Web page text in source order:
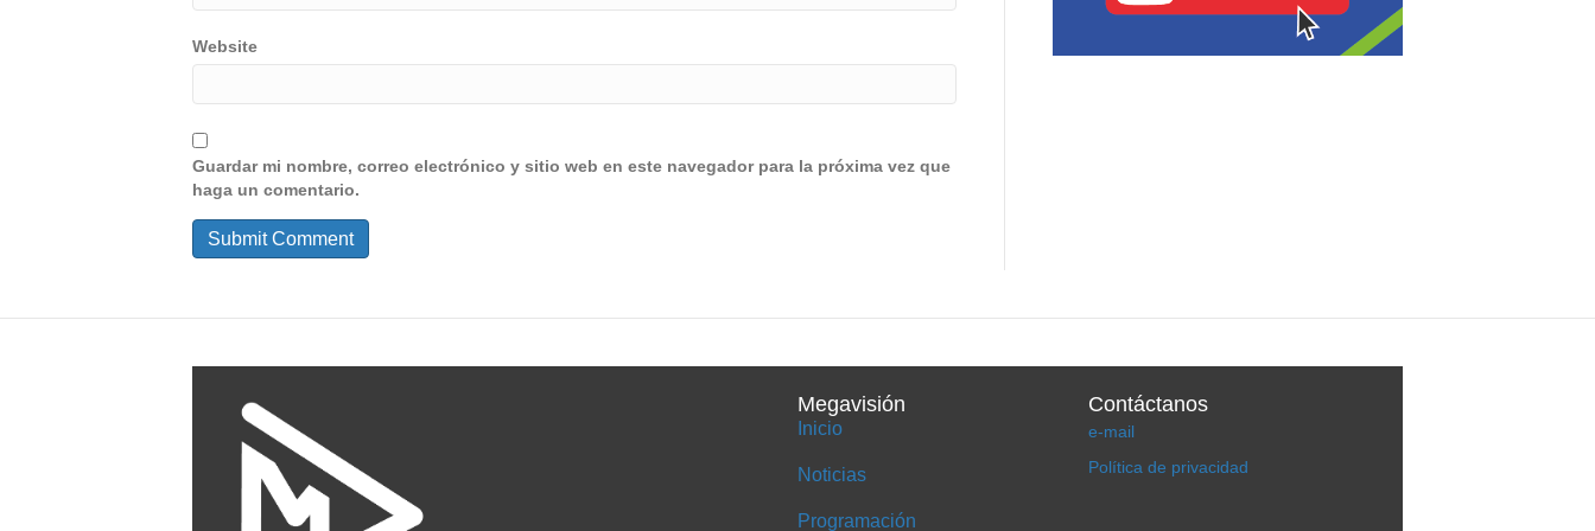
Website
Guardar mi nombre, correo electrónico y sitio web en este navegador para la próxima vez que
haga un comentario.
Megavisión
Inicio
Noticias
Programación
Contáctanos
e-mail
Política de privacidad